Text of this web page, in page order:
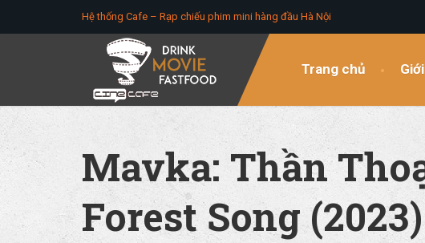
Hệ thống Cafe – Rạp chiếu phim mini hàng đầu Hà Nội
Trang chủ
Mavka: Thần
Forest Song (2023)